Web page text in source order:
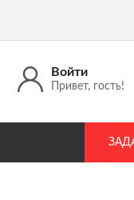
Войти
Привет, гость!